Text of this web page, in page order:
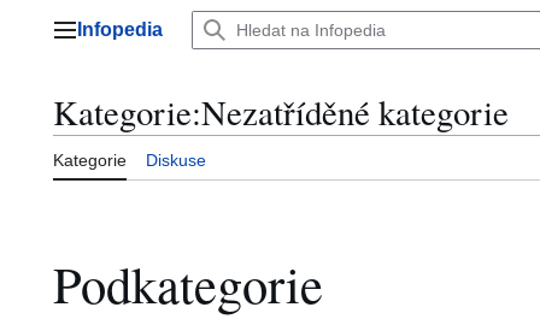
Hlavní menu
Infopedia
Kategorie:Nezatříděné kategorie
Kategorie Diskuse
Podkategorie